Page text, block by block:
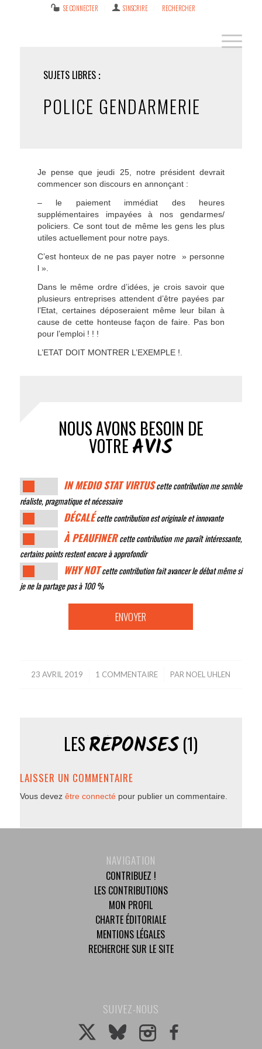
SE CONNECTER S’INSCRIRE RECHERCHER
SUJETS LIBRES
POLICE GENDARMERIE
Je pense que jeudi 25, notre président devrait
commencer son discours en annonçant :
– le paiement immédiat des heures
supplémentaires impayées à nos gendarmes/
policiers. Ce sont tout de même les gens les plus
utiles actuellement pour notre pays.
C’est honteux de ne pas payer notre » personne
l ».
Dans le même ordre d’idées, je crois savoir que
plusieurs entreprises attendent d’être payées par
l’Etat, certaines déposeraient même leur bilan à
cause de cette honteuse façon de faire. Pas bon
pour l’emploi ! ! !
L’ETAT DOIT MONTRER L’EXEMPLE !.
NOUS AVONS BESOIN DE
VOTREAVIS
IN MEDIO STAT VIRTUScette contribution me semble
réaliste, pragmatique et nécessaire
DÉCALÉcette contribution est originale et innovante
À PEAUFINERcette contribution me paraît intéressante,
certains points restent encore à approfondir
WHY NOTcette contribution fait avancer le débat même si
je ne la partage pas à 100 %
23 AVRIL 2019
/ 1 COMMENTAIRE
/ PAR NOEL UHLEN
LESRÉPONSES(1)
LAISSER UN COMMENTAIRE
Vous devez être connectépour publier un commentaire.
NAVIGATION
CONTRIBUEZ !
LES CONTRIBUTIONS
MON PROFIL
CHARTE ÉDITORIALE
MENTIONS LÉGALES
RECHERCHE SUR LE SITE
SUIVEZ-NOUS